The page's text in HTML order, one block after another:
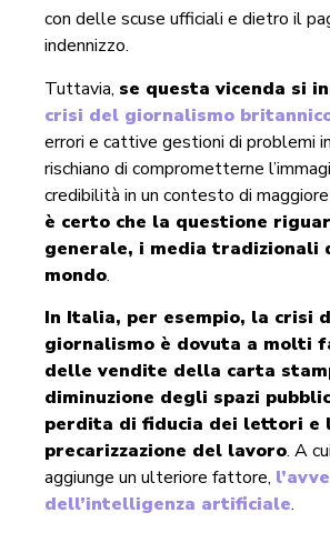
con delle scuse ufficiali e dietro il
indennizzo.
Tuttavia, se questa vicenda si
crisi del giornalismo
errori e cattive gestioni di problemi
rischiano di comprometterne
credibilità in un contesto di
è certo che la questione
generale, i media
mondo.
In Italia, per esempio, la crisi
giornalismo è dovuta a molti
delle vendite della carta
diminuzione degli spazi
perdita di fiducia dei lettori e
precarizzazione del lavoro. A
aggiunge un ulteriore fattore,
dell’intelligenza artificiale.